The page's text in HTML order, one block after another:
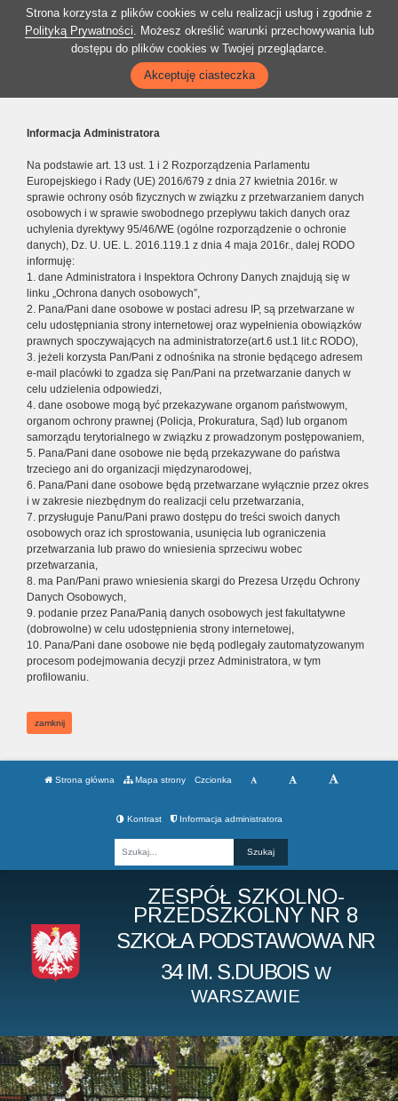
Strona korzysta z plików cookies w celu realizacji usług i zgodnie z
Polityką Prywatności. Możesz określić warunki przechowywania lub
dostępu do plików cookies w Twojej przeglądarce.
Akceptuję ciasteczka
Informacja Administratora
Na podstawie art. 13 ust. 1 i 2 Rozporządzenia Parlamentu
Europejskiego i Rady (UE) 2016/679 z dnia 27 kwietnia 2016r. w
sprawie ochrony osób fizycznych w związku z przetwarzaniem danych
osobowych i w sprawie swobodnego przepływu takich danych oraz
uchylenia dyrektywy 95/46/WE (ogólne rozporządzenie o ochronie
danych), Dz. U. UE. L. 2016.119.1 z dnia 4 maja 2016r., dalej RODO
informuję:
1. dane Administratora i Inspektora Ochrony Danych znajdują się w
linku „Ochrona danych osobowych”,
2. Pana/Pani dane osobowe w postaci adresu IP, są przetwarzane w
celu udostępniania strony internetowej oraz wypełnienia obowiązków
prawnych spoczywających na administratorze(art.6 ust.1 lit.c RODO),
3. jeżeli korzysta Pan/Pani z odnośnika na stronie będącego adresem
e-mail placówki to zgadza się Pan/Pani na przetwarzanie danych w
celu udzielenia odpowiedzi,
4. dane osobowe mogą być przekazywane organom państwowym,
organom ochrony prawnej (Policja, Prokuratura, Sąd) lub organom
samorządu terytorialnego w związku z prowadzonym postępowaniem,
5. Pana/Pani dane osobowe nie będą przekazywane do państwa
trzeciego ani do organizacji międzynarodowej,
6. Pana/Pani dane osobowe będą przetwarzane wyłącznie przez okres
i w zakresie niezbędnym do realizacji celu przetwarzania,
7. przysługuje Panu/Pani prawo dostępu do treści swoich danych
osobowych oraz ich sprostowania, usunięcia lub ograniczenia
przetwarzania lub prawo do wniesienia sprzeciwu wobec
przetwarzania,
8. ma Pan/Pani prawo wniesienia skargi do Prezesa Urzędu Ochrony
Danych Osobowych,
9. podanie przez Pana/Panią danych osobowych jest fakultatywne
(dobrowolne) w celu udostępnienia strony internetowej,
10. Pana/Pani dane osobowe nie będą podlegały zautomatyzowanym
procesom podejmowania decyzji przez Administratora, w tym
profilowaniu.
zamknij
Strona główna Mapa strony Czcionka
Kontrast Informacja administratora
ZESPÓŁ SZKOLNO-
PRZEDSZKOLNY NR 8
SZKOŁA PODSTAWOWA NR
34 IM. S.DUBOIS W
WARSZAWIE